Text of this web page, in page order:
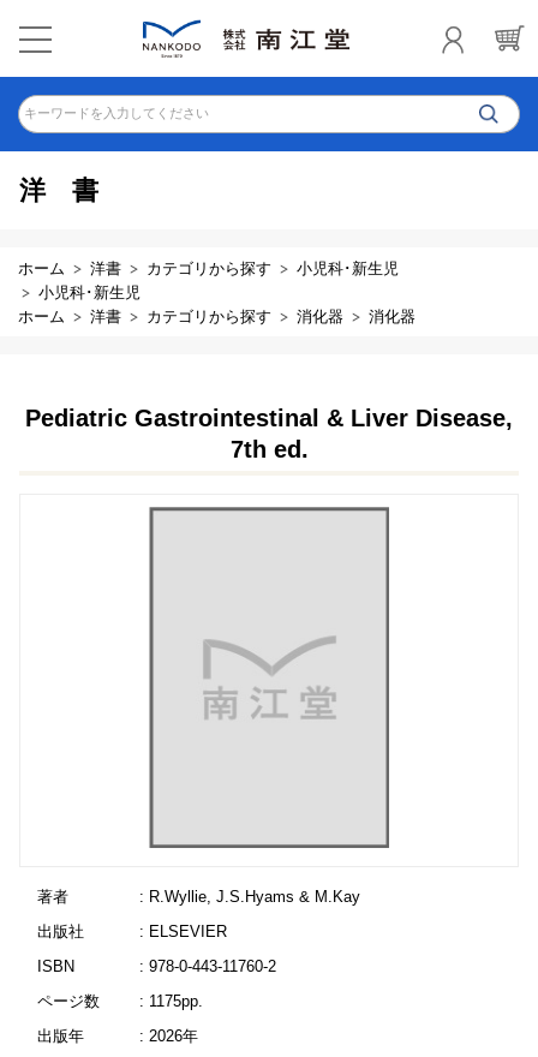
キーワードを入力してください
洋書
ホーム 洋書 カテゴリから探す
小児科･新生児
小児科･新生児
ホーム
洋書 カテゴリから探す 消化器 消化器
Pediatric Gastrointestinal & Liver Disease,
7th ed.
著者
: R.Wyllie, J.S.Hyams & M.Kay
出版社
: ELSEVIER
ISBN
: 978-0-443-11760-2
ページ数
: 1175pp.
出版年
: 2026年